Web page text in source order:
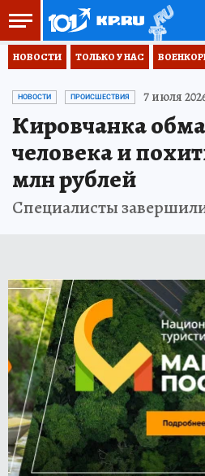
НОВОСТИ ТОЛЬКО У НАС
НОВОСТИ ПРОИСШЕСТВИЯ 7 июля
Кировчанка
человека и
млн рублей
Специалисты